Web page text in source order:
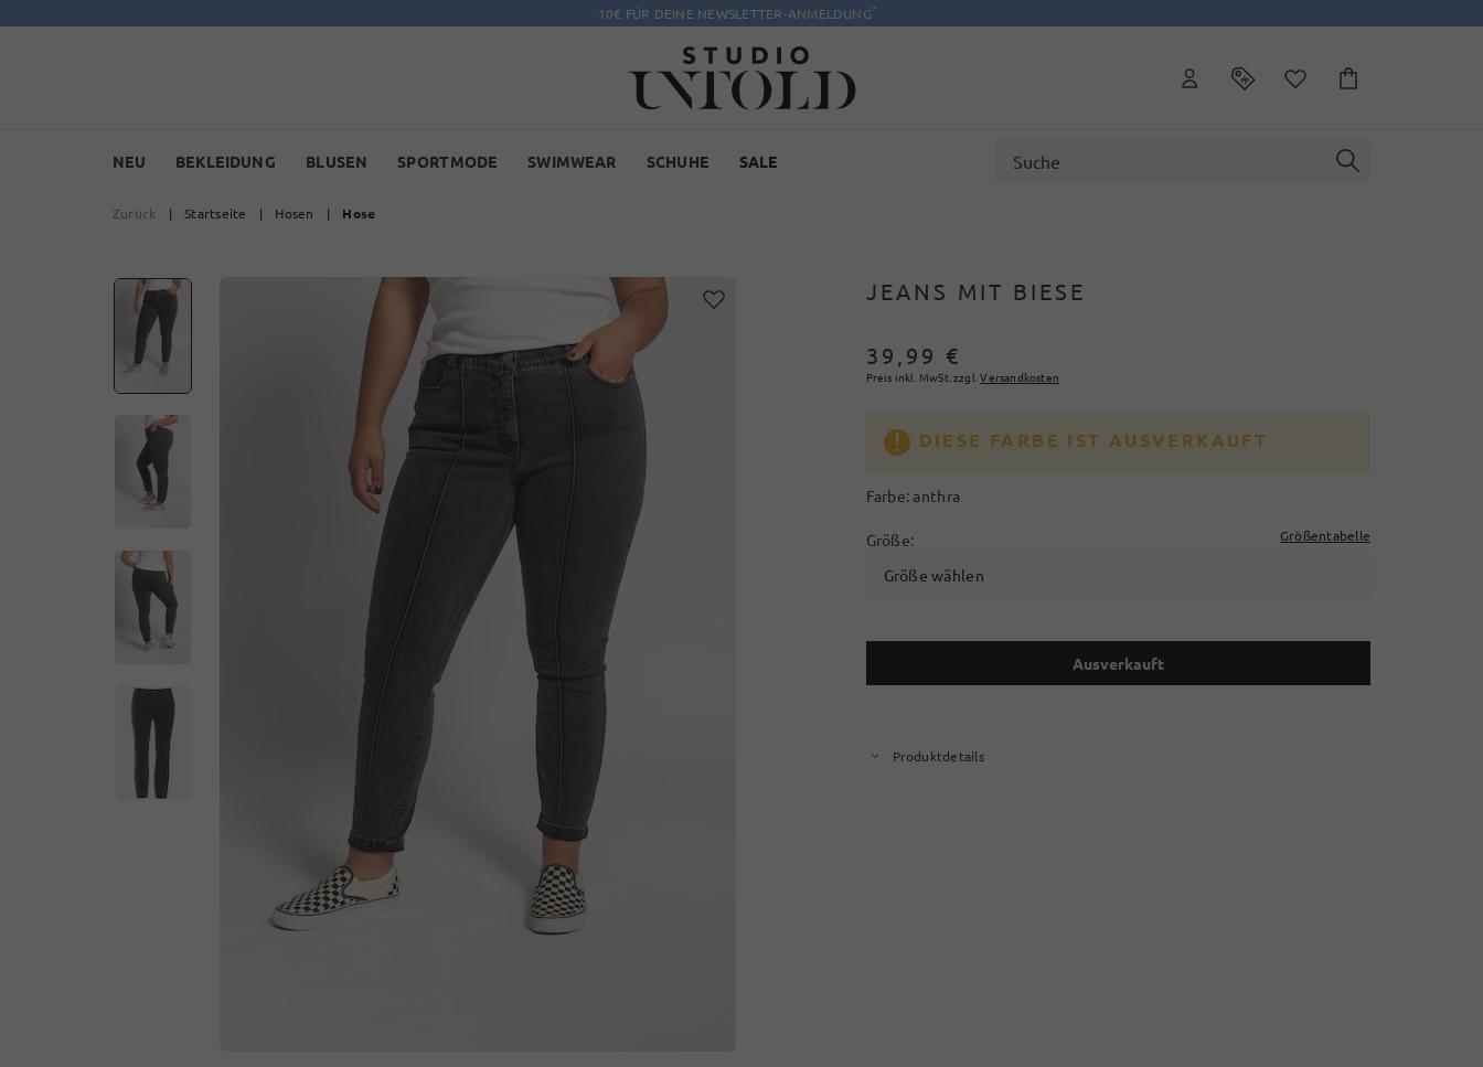
10€ FÜR DEINE NEWSLETTER-ANMELDUNG*
NEU BEKLEIDUNG BLUSEN SPORTMODE SWIMWEAR SCHUHE SALE
Zurück | Startseite | Hosen | Hose
JEANS MIT BIESE
39,99 €
Preis inkl. MwSt. zzgl.Versandkosten
DIESE FARBE IST AUSVERKAUFT
Farbe: anthra
Größe: Größentabelle
Größe wählen
Ausverkauft
Produktdetails